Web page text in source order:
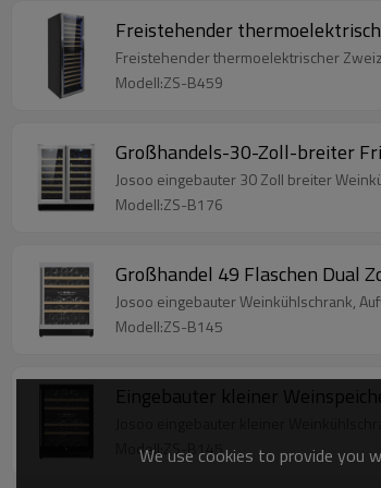
Freistehender
Freistehender thermoelektrischer
Modell:ZS-B459
Großhandels-30-Zoll-breiter
Josoo eingebauter 30 Zoll breiter
Modell:ZS-B176
Großhandel 49 Flaschen Dual
Josoo eingebauter Weinkühlschrank,
Modell:ZS-B145
Eingebauter kleiner
Josoo eingebauter kleiner
Modell:ZS-B145
We use cookies to provide you